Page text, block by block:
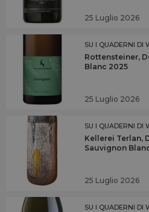
25 Luglio 2026
SU I QUADERNI DI
Rottensteiner,
Blanc 2025
25 Luglio 2026
SU I QUADERNI DI
Kellerei Terlan,
Sauvignon Blanc
25 Luglio 2026
SU I QUADERNI DI